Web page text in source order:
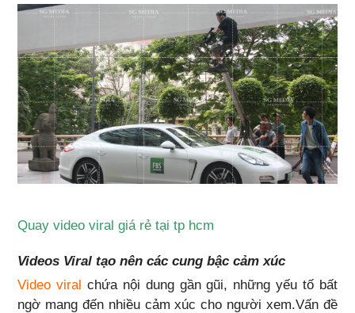
Quay video viral giá rẻ tại tp hcm
Videos Viral tạo nên các cung bậc cảm xúc
Video viralchứa nội dung gần gũi, những yếu tố bất
ngờ mang đến nhiều cảm xúc cho người xem.Vấn đề